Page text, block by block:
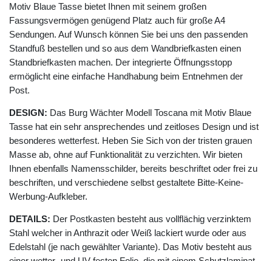
Motiv Blaue Tasse bietet Ihnen mit seinem großen
Fassungsvermögen genügend Platz auch für große A4
Sendungen. Auf Wunsch können Sie bei uns den passenden
Standfuß bestellen und so aus dem Wandbriefkasten einen
Standbriefkasten machen. Der integrierte Öffnungsstopp
ermöglicht eine einfache Handhabung beim Entnehmen der
Post.
DESIGN: Das Burg Wächter Modell Toscana mit Motiv Blaue
Tasse hat ein sehr ansprechendes und zeitloses Design und ist
besonderes wetterfest. Heben Sie Sich von der tristen grauen
Masse ab, ohne auf Funktionalität zu verzichten. Wir bieten
Ihnen ebenfalls Namensschilder, bereits beschriftet oder frei zu
beschriften, und verschiedene selbst gestaltete Bitte-Keine-
Werbung-Aufkleber.
DETAILS: Der Postkasten besteht aus vollflächig verzinktem
Stahl welcher in Anthrazit oder Weiß lackiert wurde oder aus
Edelstahl (je nach gewählter Variante). Das Motiv besteht aus